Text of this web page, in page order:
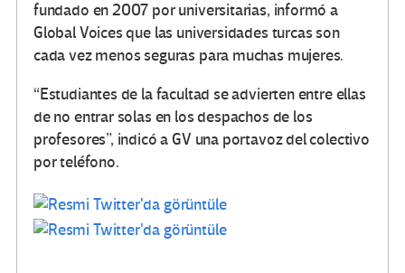
fundado en 2007 por universitarias, informó a
Global Voices que las universidades turcas son
cada vez menos seguras para muchas mujeres.
“Estudiantes de la facultad se advierten entre ellas
de no entrar solas en los despachos de los
profesores”, indicó a GV una portavoz del colectivo
por teléfono.